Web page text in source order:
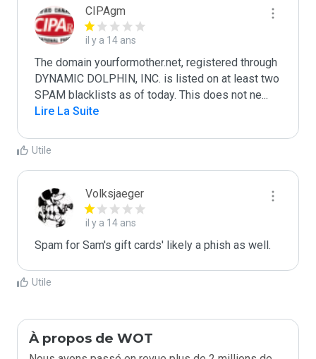
CIPAgm
il y a 14 ans
The domain yourformother.net, registered through
DYNAMIC DOLPHIN, INC. is listed on at least two
SPAM blacklists as of today. This does not ne...
Lire La Suite
Utile
Volksjaeger
il y a 14 ans
Spam for Sam's gift cards' likely a phish as well.
Utile
À propos de WOT